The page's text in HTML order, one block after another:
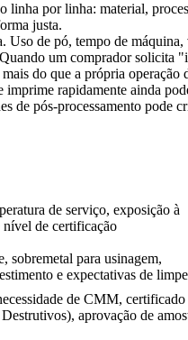
por linha: material,
justa.
Uso de pó, tempo de
um comprador
do que a própria operação
rapidamente ainda
de pós-processamento
de serviço, exposição à
nível de certificação
sobremetal para usinagem,
e expectativas de
de CMM, certificado
aprovação de